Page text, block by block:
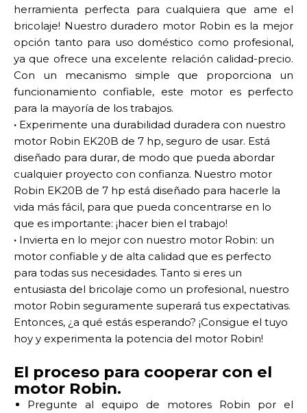
herramienta perfecta para cualquiera que ame el
bricolaje! Nuestro duradero motor Robin es la mejor
opción tanto para uso doméstico como profesional,
ya que ofrece una excelente relación calidad-precio.
Con un mecanismo simple que proporciona un
funcionamiento confiable, este motor es perfecto
para la mayoría de los trabajos.
· Experimente una durabilidad duradera con nuestro
motor Robin EK20B de 7 hp, seguro de usar. Está
diseñado para durar, de modo que pueda abordar
cualquier proyecto con confianza. Nuestro motor
Robin EK20B de 7 hp está diseñado para hacerle la
vida más fácil, para que pueda concentrarse en lo
que es importante: ¡hacer bien el trabajo!
· Invierta en lo mejor con nuestro motor Robin: un
motor confiable y de alta calidad que es perfecto
para todas sus necesidades. Tanto si eres un
entusiasta del bricolaje como un profesional, nuestro
motor Robin seguramente superará tus expectativas.
Entonces, ¿a qué estás esperando? ¡Consigue el tuyo
hoy y experimenta la potencia del motor Robin!
El proceso para cooperar con el
motor Robin.
Pregunte al equipo de motores Robin por el